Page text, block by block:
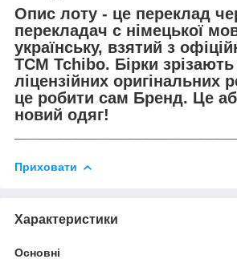
Опис лоту - це переклад
перекладач с німецької
українську, взятий з
TCM Tchibo. Бірки
ліцензійних оригінальних
це робити сам Бренд. Це
новий одяг!
Приховати
Характеристики
Основні